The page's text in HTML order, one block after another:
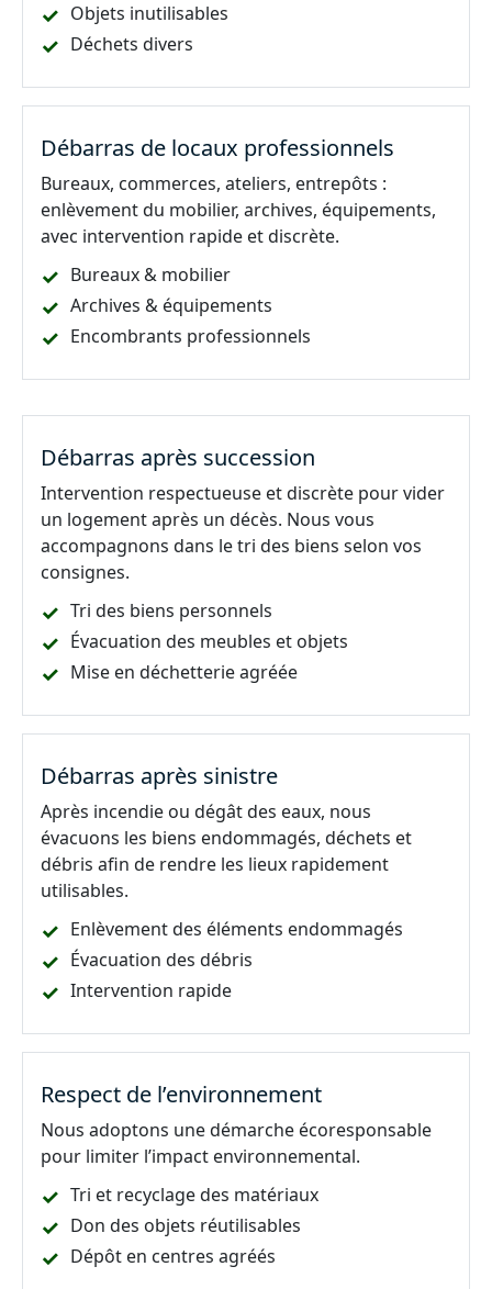
Objets inutilisables
Déchets divers
Débarras de locaux professionnels
Bureaux, commerces, ateliers, entrepôts :
enlèvement du mobilier, archives, équipements,
avec intervention rapide et discrète.
Bureaux & mobilier
Archives & équipements
Encombrants professionnels
Débarras après succession
Intervention respectueuse et discrète pour vider
un logement après un décès. Nous vous
accompagnons dans le tri des biens selon vos
consignes.
Tri des biens personnels
Évacuation des meubles et objets
Mise en déchetterie agréée
Débarras après sinistre
Après incendie ou dégât des eaux, nous
évacuons les biens endommagés, déchets et
débris afin de rendre les lieux rapidement
utilisables.
Enlèvement des éléments endommagés
Évacuation des débris
Intervention rapide
Respect de l’environnement
Nous adoptons une démarche écoresponsable
pour limiter l’impact environnemental.
Tri et recyclage des matériaux
Don des objets réutilisables
Dépôt en centres agréés